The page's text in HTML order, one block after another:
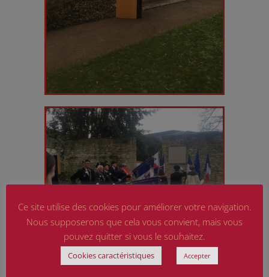
Ce site utilise des cookies pour améliorer votre navigation.
Nous supposerons que cela vous convient, mais vous
pouvez quitter si vous le souhaitez.
Cookies caractéristiques Accepter